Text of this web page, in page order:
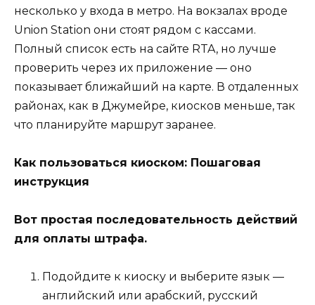
несколько у входа в метро. На вокзалах вроде
Union Station они стоят рядом с кассами.
Полный список есть на сайте RTA, но лучше
проверить через их приложение — оно
показывает ближайший на карте. В отдаленных
районах, как в Джумейре, киосков меньше, так
что планируйте маршрут заранее.
Как пользоваться киоском: Пошаговая
инструкция
Вот простая последовательность действий
для оплаты штрафа.
Подойдите к киоску и выберите язык —
английский или арабский, русский